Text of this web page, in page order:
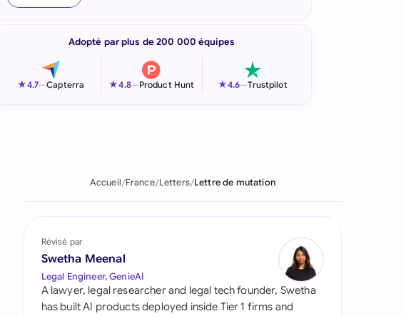
Philippines
Adopté par plus de 200 000 équipes
★4.7—Capterra ★4.8—Product Hunt ★4.6—Trustpilot
Accueil France Letters Lettre de mutation
Révisé par
Swetha Meenal
Legal Engineer, GenieAI
A lawyer, legal researcher and legal tech founder, Swetha
has built AI products deployed inside Tier 1 firms and